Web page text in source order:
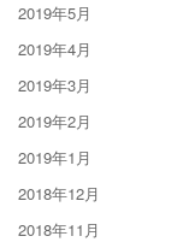
2019年5月
2019年4月
2019年3月
2019年2月
2019年1月
2018年12月
2018年11月